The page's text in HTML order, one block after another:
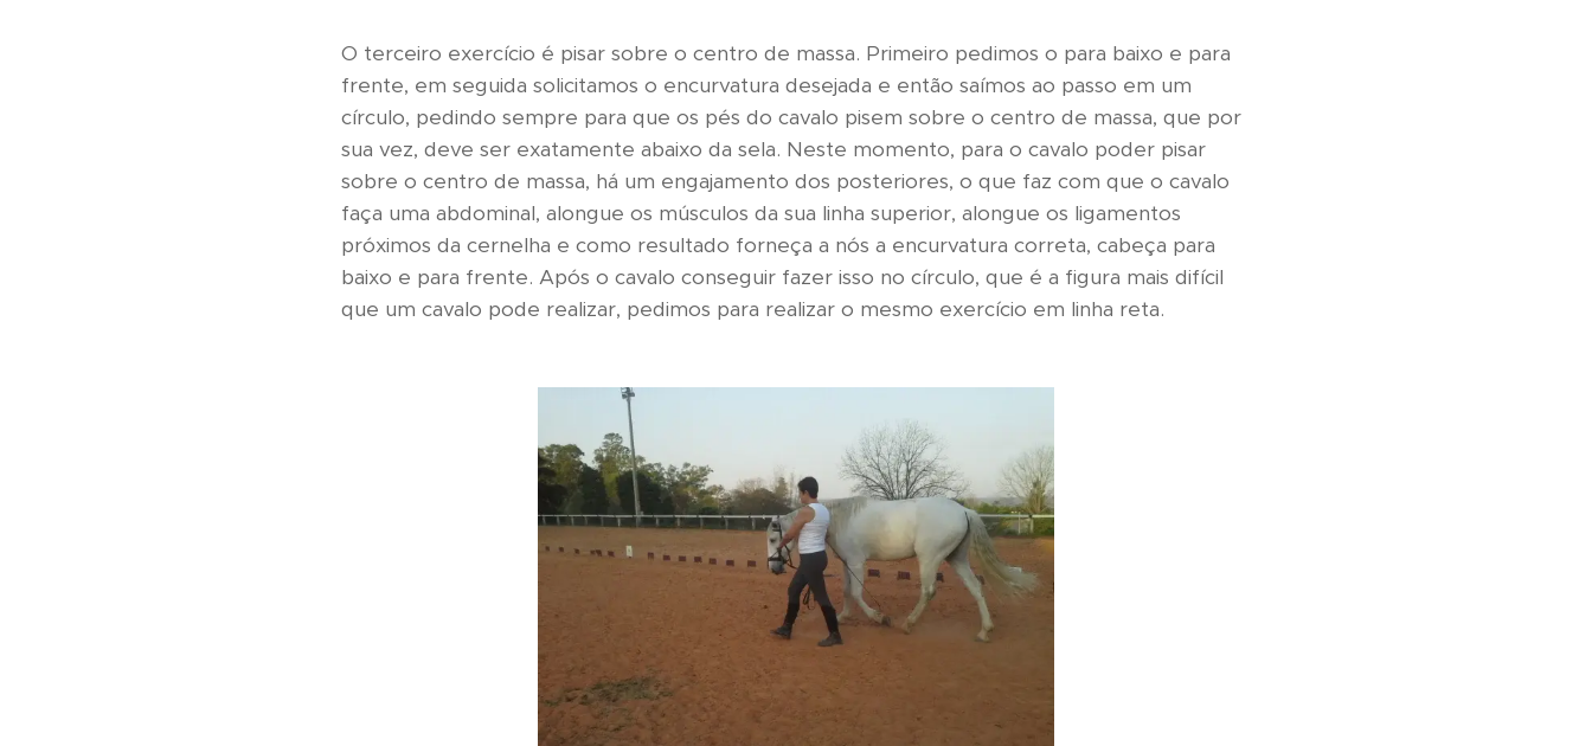
O terceiro exercício é pisar sobre o centro de massa. Primeiro pedimos o para baixo e para
frente, em seguida solicitamos o encurvatura desejada e então saímos ao passo em um
círculo, pedindo sempre para que os pés do cavalo pisem sobre o centro de massa, que por
sua vez, deve ser exatamente abaixo da sela. Neste momento, para o cavalo poder pisar
sobre o centro de massa, há um engajamento dos posteriores, o que faz com que o cavalo
faça uma abdominal, alongue os músculos da sua linha superior, alongue os ligamentos
próximos da cernelha e como resultado forneça a nós a encurvatura correta, cabeça para
baixo e para frente. Após o cavalo conseguir fazer isso no círculo, que é a figura mais difícil
que um cavalo pode realizar, pedimos para realizar o mesmo exercício em linha reta.